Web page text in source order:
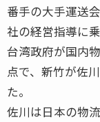
番手の大手運送
社の経営指導に
台湾政府が国内
点で、新竹が佐
た。
佐川は日本の物